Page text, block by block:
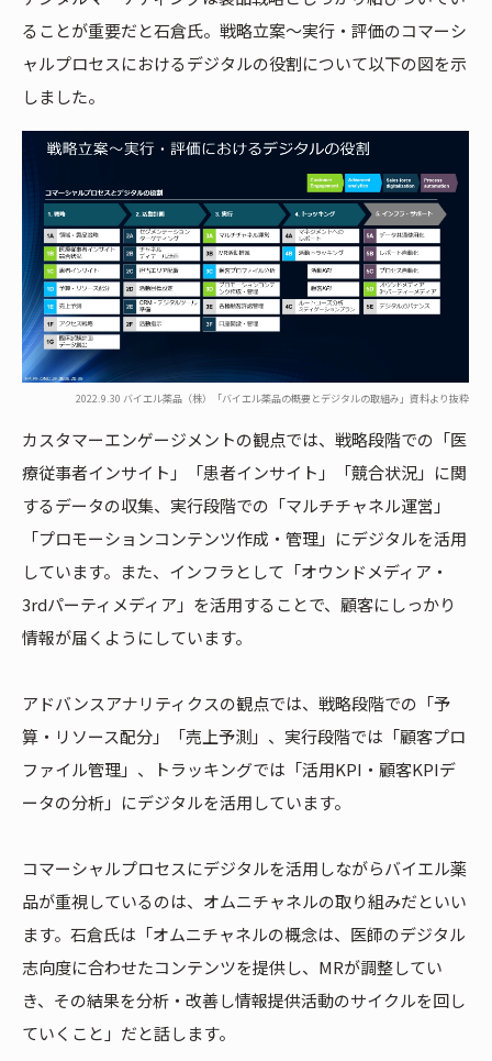
ることが重要だと石倉氏。戦略立案〜実行・評価のコマーシ
ャルプロセスにおけるデジタルの役割について以下の図を示
しました。
2022.9.30 バイエル薬品（株）「バイエル薬品の概要とデジタルの取組み」資料より抜粋
カスタマーエンゲージメントの観点では、戦略段階での「医
療従事者インサイト」「患者インサイト」「競合状況」に関
するデータの収集、実行段階での「マルチチャネル運営」
「プロモーションコンテンツ作成・管理」にデジタルを活用
しています。また、インフラとして「オウンドメディア・
3rdパーティメディア」を活用することで、顧客にしっかり
情報が届くようにしています。
アドバンスアナリティクスの観点では、戦略段階での「予
算・リソース配分」「売上予測」、実行段階では「顧客プロ
ファイル管理」、トラッキングでは「活用KPI・顧客KPIデ
ータの分析」にデジタルを活用しています。
コマーシャルプロセスにデジタルを活用しながらバイエル薬
品が重視しているのは、オムニチャネルの取り組みだといい
ます。石倉氏は「オムニチャネルの概念は、医師のデジタル
志向度に合わせたコンテンツを提供し、MRが調整してい
き、その結果を分析・改善し情報提供活動のサイクルを回し
ていくこと」だと話します。